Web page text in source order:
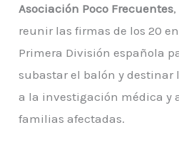
Asociación Poco Frecuentes
reunir las firmas de los 20
Primera División española
subastar el balón y destinar
a la investigación médica y
familias afectadas.